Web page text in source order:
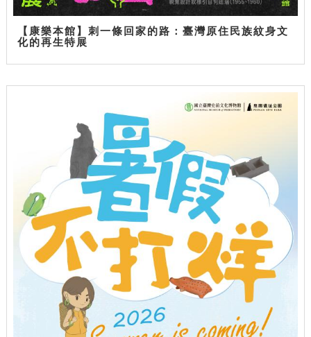
【康樂本館】刺一條回家的路：臺灣原住民族紋身文
化的再生特展